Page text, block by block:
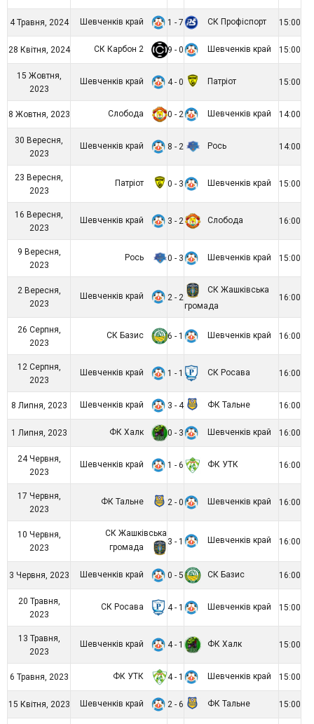
4 Травня, 2024 Шевченків край 1 - 7 СК Профіспорт 15:00
28 Квітня, 2024 СК Карбон 2 9 - 0 Шевченків край 15:00
15 Жовтня,
2023
Шевченків край 4 - 0 Патріот 15:00
8 Жовтня, 2023 Слобода 0 - 2 Шевченків край 14:00
30 Вересня,
2023
Шевченків край 8 - 2 Рось 14:00
23 Вересня,
2023
Патріот 0 - 3 Шевченків край 15:00
16 Вересня,
2023
Шевченків край 3 - 2 Слобода 16:00
9 Вересня,
2023
Рось 0 - 3 Шевченків край 15:00
2 Вересня,
2023
Шевченків край 2 - 2
СК Жашківська
громада
16:00
26 Серпня,
2023
СК Базис 6 - 1 Шевченків край 16:00
12 Серпня,
2023
Шевченків край 1 - 1 СК Росава 16:00
8 Липня, 2023 Шевченків край 3 - 4 ФК Тальне 16:00
1 Липня, 2023 ФК Халк 0 - 3 Шевченків край 16:00
24 Червня,
2023
Шевченків край 1 - 6 ФК УТК 16:00
17 Червня,
2023
ФК Тальне 2 - 0 Шевченків край 16:00
10 Червня,
2023
СК Жашківська
громада
3 - 1 Шевченків край 16:00
3 Червня, 2023 Шевченків край 0 - 5 СК Базис 16:00
20 Травня,
2023
СК Росава 4 - 1 Шевченків край 15:00
13 Травня,
2023
Шевченків край 4 - 1 ФК Халк 15:00
6 Травня, 2023 ФК УТК 4 - 1 Шевченків край 15:00
15 Квітня, 2023 Шевченків край 2 - 6 ФК Тальне 15:00